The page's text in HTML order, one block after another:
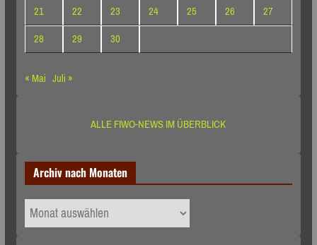
21
22 23 24 25 26
27
28
29
30
« Mai Juli »
ALLE FIWO-NEWS IM ÜBERBLICK
Archiv nach Monaten
Archiv
nach